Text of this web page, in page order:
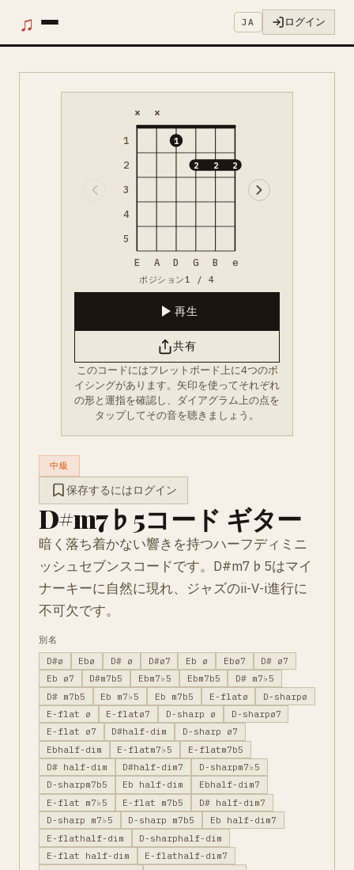
♫ JA ログイン
1
2
3
4
5
× ×
1
2 2 2
E A D G B e
ポジション1 / 4
再生
共有
このコードにはフレットボード上に4つのボ
イシングがあります。矢印を使ってそれぞれ
の形と運指を確認し、ダイアグラム上の点を
タップしてその音を聴きましょう。
中級
保存するにはログイン
D#m7♭5コード ギター
暗く落ち着かない響きを持つハーフディミニ
ッシュセブンスコードです。D#m7♭5はマイ
ナーキーに自然に現れ、ジャズのii-V-i進行に
不可欠です。
別名
D#ø
Ebø D# ø D#ø7 Eb ø Ebø7
D# ø7
Eb ø7
D#m7b5 Ebm7♭5 Ebm7b5
D# m7♭5
D# m7b5
Eb m7♭5 Eb m7b5 E-flatø
D-sharpø
E-flat ø
E-flatø7 D-sharp ø
D-sharpø7
E-flat ø7
D#half-dim
D-sharp ø7
Ebhalf-dim
E-flatm7♭5
E-flatm7b5
D# half-dim
D#half-dim7
D-sharpm7♭5
D-sharpm7b5
Eb half-dim
Ebhalf-dim7
E-flat m7♭5
E-flat m7b5
D# half-dim7
D-sharp m7♭5
D-sharp m7b5
Eb half-dim7
E-flathalf-dim
D-sharphalf-dim
E-flat half-dim
E-flathalf-dim7